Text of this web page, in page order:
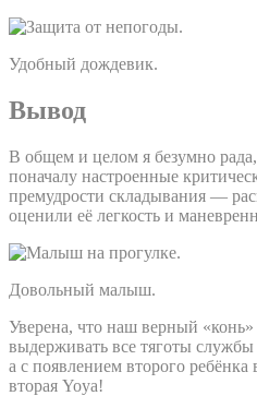
Удобный дождевик.
Вывод
В общем и целом я безумно
поначалу настроенные
премудрости складывания —
оценили её легкость и
Довольный малыш.
Уверена, что наш верный «конь»
выдерживать все тяготы службы
а с появлением второго
вторая Yoya!